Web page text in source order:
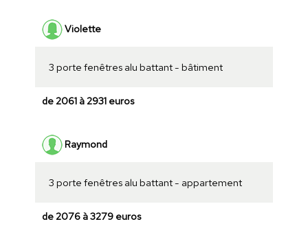
Violette
3 porte fenêtres alu battant - bâtiment
de 2061 à 2931 euros
Raymond
3 porte fenêtres alu battant - appartement
de 2076 à 3279 euros